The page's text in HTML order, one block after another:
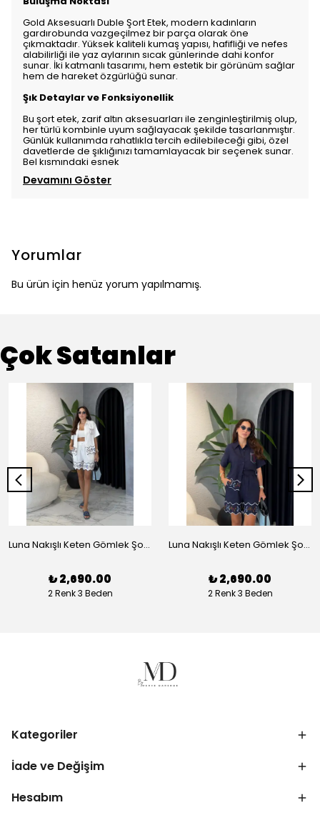
Gold Aksesuarlı Duble Şort Etek, modern kadınların
gardırobunda vazgeçilmez bir parça olarak öne
çıkmaktadır. Yüksek kaliteli kumaş yapısı, hafifliği ve nefes
alabilirliği ile yaz aylarının sıcak günlerinde dahi konfor
sunar. İki katmanlı tasarımı, hem estetik bir görünüm sağlar
hem de hareket özgürlüğü sunar.
Şık Detaylar ve Fonksiyonellik
Bu şort etek, zarif altın aksesuarları ile zenginleştirilmiş olup,
her türlü kombinle uyum sağlayacak şekilde tasarlanmıştır.
Günlük kullanımda rahatlıkla tercih edilebileceği gibi, özel
davetlerde de şıklığınızı tamamlayacak bir seçenek sunar.
Bel kısmındaki esnek
Devamını Göster
Yorumlar
Bu ürün için henüz yorum yapılmamış.
Çok Satanlar
Luna Nakışlı Keten Gömlek Şort Takım - Beyaz
₺ 2,690.00
2 Renk 3 Beden
Luna Nakışlı Keten Gömlek Şort Takım - Lacivert
₺ 2,690.00
2 Renk 3 Beden
Kategoriler
İade ve Değişim
Hesabım